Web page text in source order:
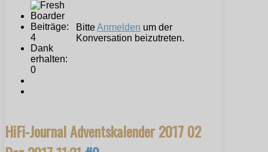
Beiträge:
4
Dank
erhalten:
0
BitteAnmelden um der
Konversation beizutreten.
HiFi-Journal Adventskalender 201702